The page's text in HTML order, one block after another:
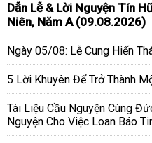
Dẫn Lễ & Lời Nguyện Tín
Niên, Năm A (09.08.2026)
Ngày 05/08: Lễ Cung Hiến
5 Lời Khuyên Để Trở Thành
Tài Liệu Cầu Nguyện Cùng
Nguyện Cho Việc Loan Báo